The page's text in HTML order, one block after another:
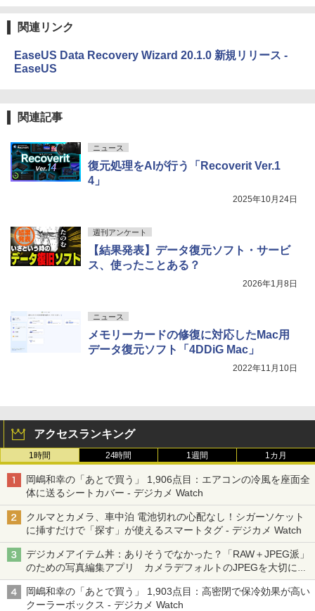
関連リンク
EaseUS Data Recovery Wizard 20.1.0 新規リリース -
EaseUS
関連記事
ニュース
復元処理をAIが行う「Recoverit Ver.1
4」
2025年10月24日
週刊アンケート
【結果発表】データ復元ソフト・サービ
ス、使ったことある？
2026年1月8日
ニュース
メモリーカードの修復に対応したMac用
データ復元ソフト「4DDiG Mac」
2022年11月10日
アクセスランキング
1時間 24時間 1週間 1カ月
岡嶋和幸の「あとで買う」 1,906点目：エアコンの冷風を座面全
体に送るシートカバー - デジカメ Watch
クルマとカメラ、車中泊 電池切れの心配なし！シガーソケット
に挿すだけで「探す」が使えるスマートタグ - デジカメ Watch
デジカメアイテム丼：ありそうでなかった？「RAW＋JPEG派」
のための写真編集アプリ カメラデフォルトのJPEGを大切にす
る「Filmator」
岡嶋和幸の「あとで買う」 1,903点目：高密閉で保冷効果が高い
クーラーボックス - デジカメ Watch